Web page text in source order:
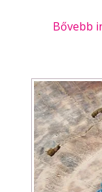
Bővebb